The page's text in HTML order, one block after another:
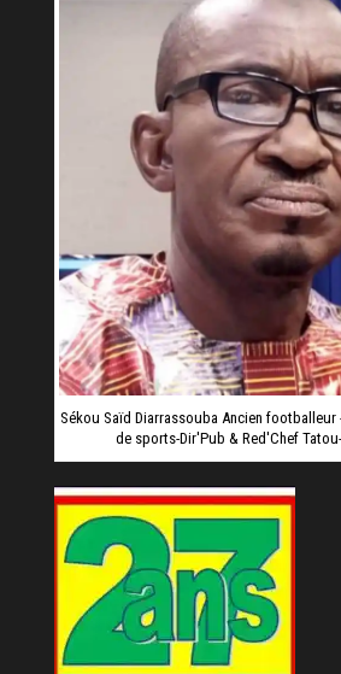
Sékou Saïd Diarrassouba Ancien footballeur
de sports-Dir'Pub & Red'Chef